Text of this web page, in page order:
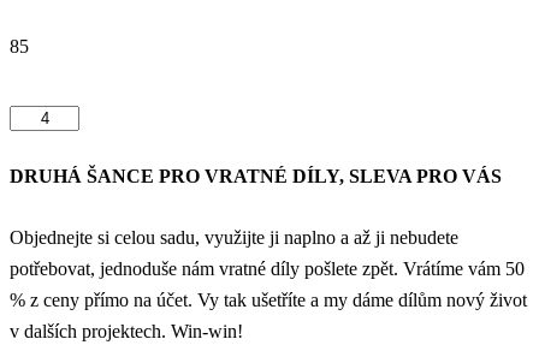
85
DRUHÁ ŠANCE PRO VRATNÉ DÍLY, SLEVA PRO VÁS
Objednejte si celou sadu, využijte ji naplno a až ji nebudete
potřebovat, jednoduše nám vratné díly pošlete zpět. Vrátíme vám 50
% z ceny přímo na účet. Vy tak ušetříte a my dáme dílům nový život
v dalších projektech. Win-win!